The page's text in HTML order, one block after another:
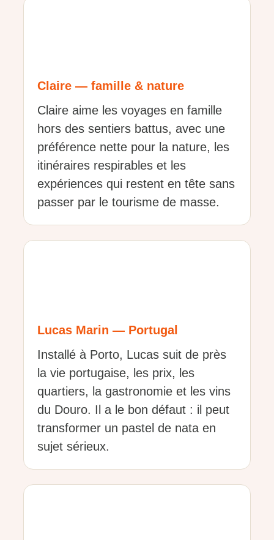
Claire — famille & nature
Claire aime les voyages en famille
hors des sentiers battus, avec une
préférence nette pour la nature, les
itinéraires respirables et les
expériences qui restent en tête sans
passer par le tourisme de masse.
Lucas Marin — Portugal
Installé à Porto, Lucas suit de près
la vie portugaise, les prix, les
quartiers, la gastronomie et les vins
du Douro. Il a le bon défaut : il peut
transformer un pastel de nata en
sujet sérieux.